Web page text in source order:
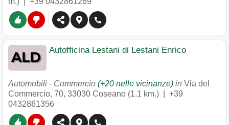
Autofficina Lestani di Lestani Enrico
Automobili - Commercio (+20 nelle vicinanze) in Via del
Commercio, 70, 33030 Coseano (1.1 km.) | +39
0432861356